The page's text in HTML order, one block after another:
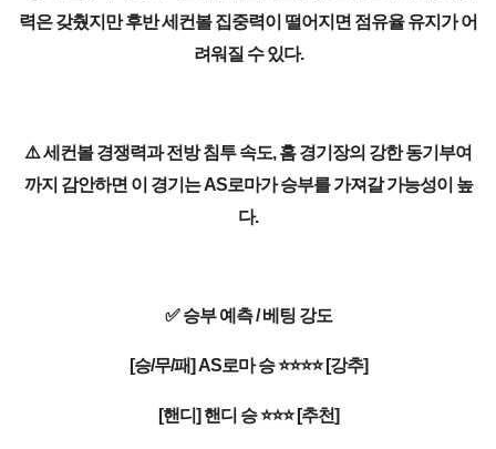
력은 갖췄지만 후반 세컨볼 집중력이 떨어지면 점유율 유지가 어
려워질 수 있다.
⚠️ 세컨볼 경쟁력과 전방 침투 속도, 홈 경기장의 강한 동기부여
까지 감안하면 이 경기는 AS로마가 승부를 가져갈 가능성이 높
다.
✅ 승부 예측 / 베팅 강도
[승/무/패] AS로마 승 ⭐⭐⭐⭐ [강추]
[핸디] 핸디 승 ⭐⭐⭐ [추천]